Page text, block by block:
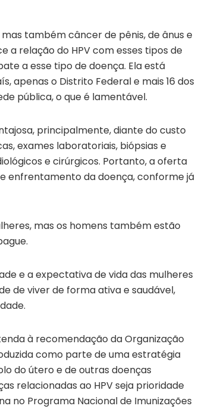
também câncer de pênis, de ânus e
a relação do HPV com esses tipos de
a esse tipo de doença. Ela está
apenas o Distrito Federal e mais 16 dos
pública, o que é lamentável.
principalmente, diante do custo
exames laboratoriais, biópsias e
e cirúrgicos. Portanto, a oferta
enfrentamento da doença, conforme já
mas os homens também estão
e a expectativa de vida das mulheres
de viver de forma ativa e saudável,
à recomendação da Organização
como parte de uma estratégia
do útero e de outras doenças
relacionadas ao HPV seja prioridade
no Programa Nacional de Imunizações